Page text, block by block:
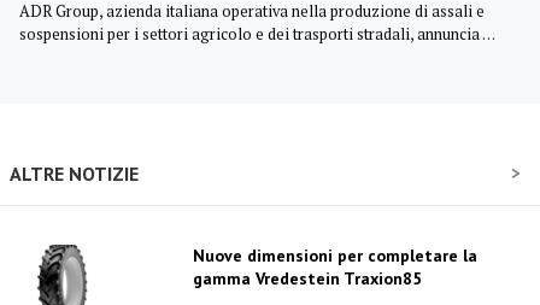
ADR Group, azienda italiana operativa nella produzione di assali e
sospensioni per i settori agricolo e dei trasporti stradali, annuncia …
ALTRE NOTIZIE
Nuove dimensioni per completare la
gamma Vredestein Traxion85